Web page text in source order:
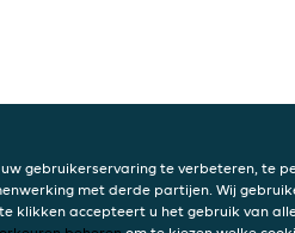
gebruikerservaring te verbeteren, te
met derde partijen. Wij
klikken accepteert u het gebruik van